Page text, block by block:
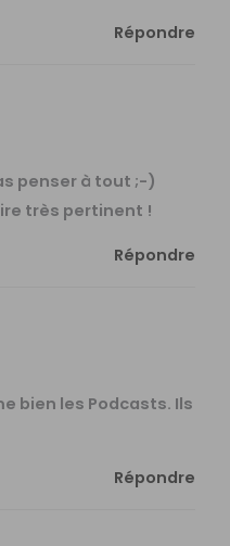
Répondre
penser à tout ;-)
très pertinent !
Répondre
bien les Podcasts. Ils
Répondre